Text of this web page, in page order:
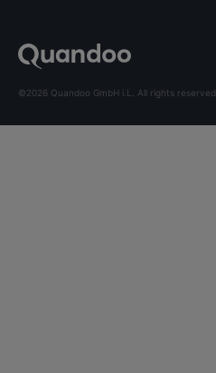
©2026 Quandoo GmbH i.L. All rights reserved